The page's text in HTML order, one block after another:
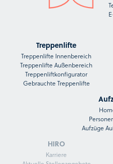
Treppenlifte
Treppenlifte Innenbereich
Treppenlifte Außenbereich
Treppenliftkonfigurator
Gebrauchte Treppenlifte
Aufzüge
HIRO
Karriere